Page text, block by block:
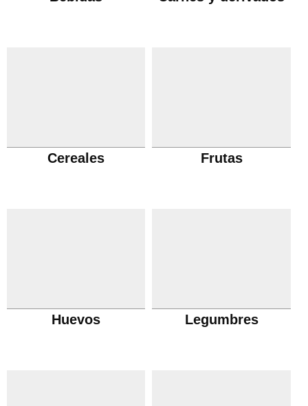
Cereales Frutas
Huevos Legumbres